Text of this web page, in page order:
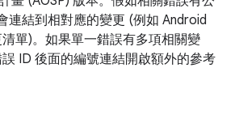
連結到相對應的變更 (例如 Android
單)。如果單一錯誤有多項相關變
ID 後面的編號連結開啟額外的參考